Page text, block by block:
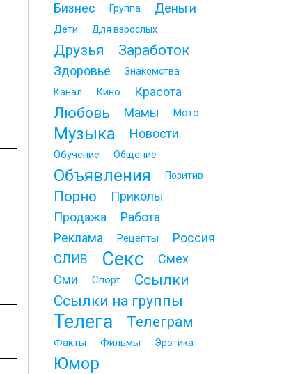
Бизнес
Группа Деньги
Дети Для взрослых
Друзья Заработок
Здоровье
Знакомства
Канал
Кино Красота
Любовь Мамы Мото
Музыка Новости
Обучение Общение
Объявления Позитив
Порно
Приколы
Продажа
Работа
Реклама
Рецепты
Россия
СЛИВ
Секс
Смех
Сми
Спорт
Ссылки
Ссылки на группы
Телега Телеграм
Факты Фильмы Эротика
Юмор